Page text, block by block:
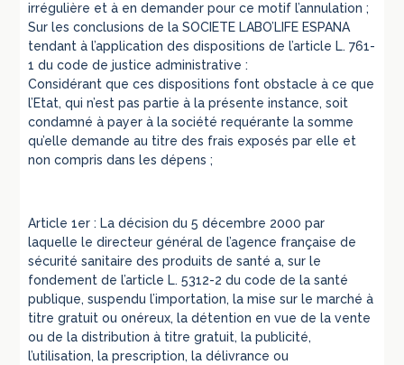
irrégulière et à en demander pour ce motif l’annulation ;
Sur les conclusions de la SOCIETE LABO’LIFE ESPANA
tendant à l’application des dispositions de l’article L. 761-
1 du code de justice administrative :
Considérant que ces dispositions font obstacle à ce que
l’Etat, qui n’est pas partie à la présente instance, soit
condamné à payer à la société requérante la somme
qu’elle demande au titre des frais exposés par elle et
non compris dans les dépens ;
Article 1er : La décision du 5 décembre 2000 par
laquelle le directeur général de l’agence française de
sécurité sanitaire des produits de santé a, sur le
fondement de l’article L. 5312-2 du code de la santé
publique, suspendu l’importation, la mise sur le marché à
titre gratuit ou onéreux, la détention en vue de la vente
ou de la distribution à titre gratuit, la publicité,
l’utilisation, la prescription, la délivrance ou